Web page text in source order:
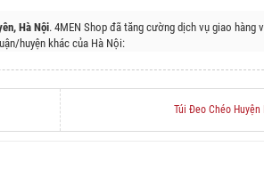
Hà Nội. 4MEN Shop đã tăng cường dịch vụ giao
huyện khác của Hà Nội:
Túi Đeo Chéo Huyện